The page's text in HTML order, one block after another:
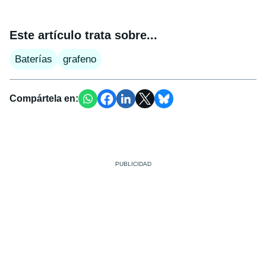
Este artículo trata sobre...
Baterías grafeno
Compártela en: